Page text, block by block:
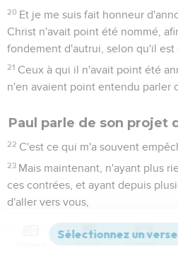
20 Et je me suis fait honneur
Christ n'avait point été nommé,
fondement d'autrui, selon qu'il est
21 Ceux à qui il n'avait point été
n'en avaient point entendu parler
Paul parle de son projet
22 C'est ce qui m'a souvent
23 Mais maintenant, n'ayant plus
ces contrées, et ayant depuis
d'aller vers vous,
j'espère vous voir en passant,
Espagne, et y être accompagné
Versions Commentaires